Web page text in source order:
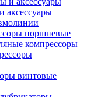
аксессуары
поршневые
компрессоры
винтовые